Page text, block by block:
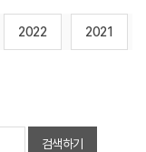
2022 2021
검색하기